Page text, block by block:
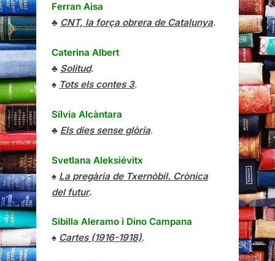
Ferran Aisa
♣ CNT, la força obrera de Catalunya.
Caterina Albert
♣ Solitud.
♠ Tots els contes 3.
Sílvia Alcàntara
♣ Els dies sense glòria.
Svetlana Aleksiévitx
♠ La pregària de Txernòbil. Crònica
del futur.
Sibilla Aleramo i Dino Campana
♠ Cartes (1916-1918).